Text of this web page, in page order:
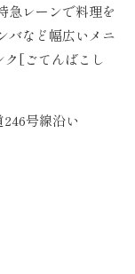
急レーンで料理を
バなど幅広いメニ
ク[ごてんばこし
号線沿い